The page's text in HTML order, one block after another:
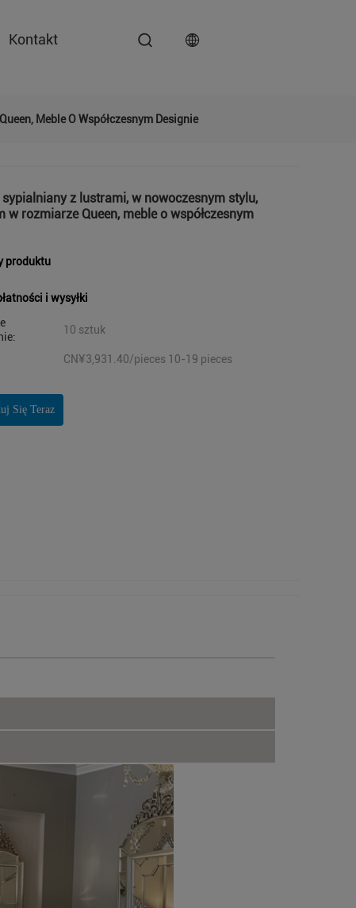
Kontakt
Meble O Współczesnym Designie
z lustrami, w nowoczesnym stylu,
w rozmiarze Queen, meble o współczesnym
produktu
i wysyłki
10 sztuk
CN¥3,931.40/pieces 10-19 pieces
Się Teraz